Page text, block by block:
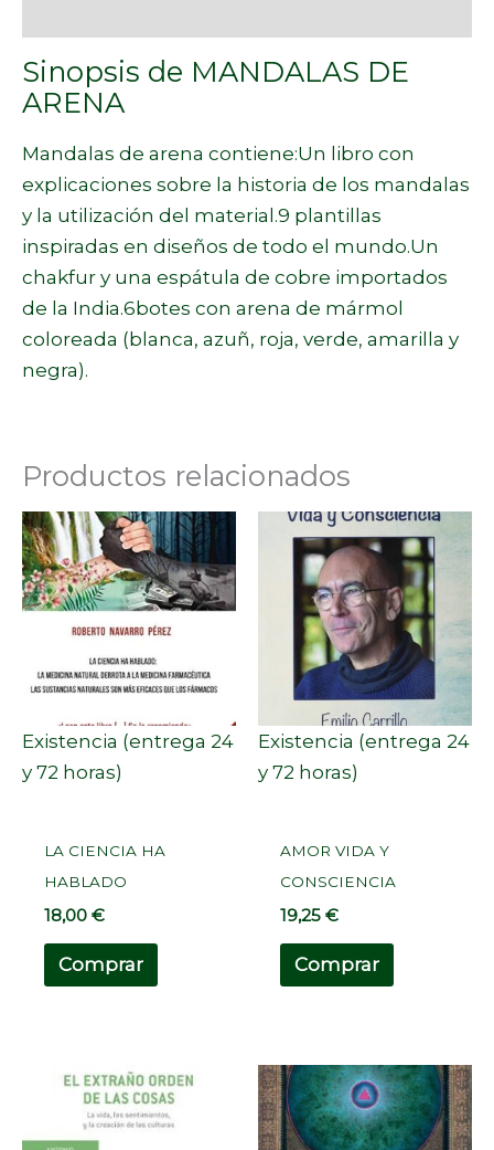
Sinopsis de MANDALAS DE
ARENA
Mandalas de arena contiene:Un libro con
explicaciones sobre la historia de los mandalas
y la utilización del material.9 plantillas
inspiradas en diseños de todo el mundo.Un
chakfur y una espátula de cobre importados
de la India.6botes con arena de mármol
coloreada (blanca, azuñ, roja, verde, amarilla y
negra).
Productos relacionados
Existencia (entrega 24
y 72 horas)
LA CIENCIA HA
HABLADO
18,00€
Comprar
Existencia (entrega 24
y 72 horas)
AMOR VIDA Y
CONSCIENCIA
19,25€
Comprar